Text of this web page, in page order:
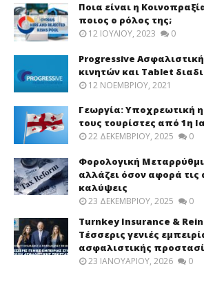
Ποια είναι η
ποιος ο ρόλος της;
12 ΙΟΥΛΊΟΥ, 2023 0
Progressive
κινητών και Tablet
12 ΝΟΕΜΒΡΊΟΥ, 2021
Γεωργία: Υποχρεωτική
τους τουρίστες από 1η
22 ΔΕΚΕΜΒΡΊΟΥ, 2025 0
Φορολογική
αλλάζει όσον αφορά τις
καλύψεις
23 ΔΕΚΕΜΒΡΊΟΥ, 2025 0
Turnkey Insurance &
Τέσσερις γενιές
ασφαλιστικής
23 ΙΑΝΟΥΑΡΊΟΥ, 2026 0